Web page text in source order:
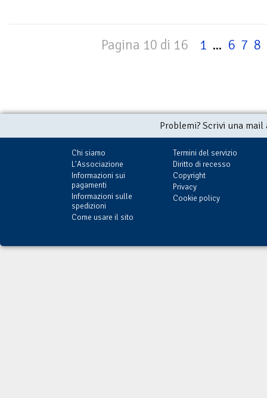
Pagina 10 di 16 1 ... 6 7 8
Problemi? Scrivi una
Chi siamo
L'Associazione
Informazioni sui
pagamenti
Informazioni sulle
spedizioni
Come usare il sito
Termini del servizio
Diritto di recesso
Copyright
Privacy
Cookie policy